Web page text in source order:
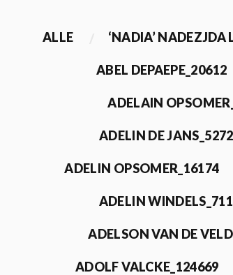
ALLE ‘NADIA’
ABEL DEPAEPE_20612
ADELAIN
ADELIN DE
ADELIN OPSOMER_16174
ADELIN
ADELSON VAN DE
ADOLF VALCKE_124669